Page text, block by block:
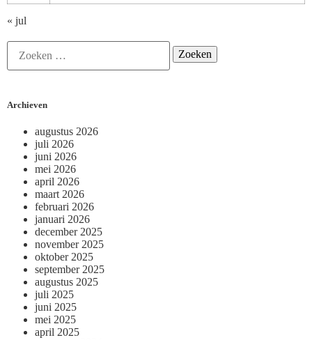
« jul
Archieven
augustus 2026
juli 2026
juni 2026
mei 2026
april 2026
maart 2026
februari 2026
januari 2026
december 2025
november 2025
oktober 2025
september 2025
augustus 2025
juli 2025
juni 2025
mei 2025
april 2025